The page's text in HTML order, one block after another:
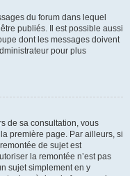
du forum dans lequel
publiés. Il est possible aussi
dont les messages doivent
pour plus
de sa consultation, vous
première page. Par ailleurs, si
de sujet est
la remontée n’est pas
sujet simplement en y